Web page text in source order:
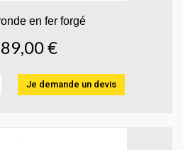
en fer forgé
€
Je demande un devis